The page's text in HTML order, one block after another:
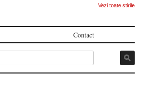
Vezi toate stirile
Contact